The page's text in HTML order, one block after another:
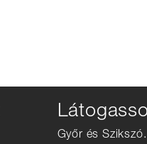
Győr és Szikszó.